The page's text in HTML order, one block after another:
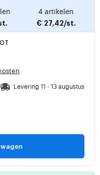
4 artikelen
€ 27,42/st.
Levering 11 - 13 augustus